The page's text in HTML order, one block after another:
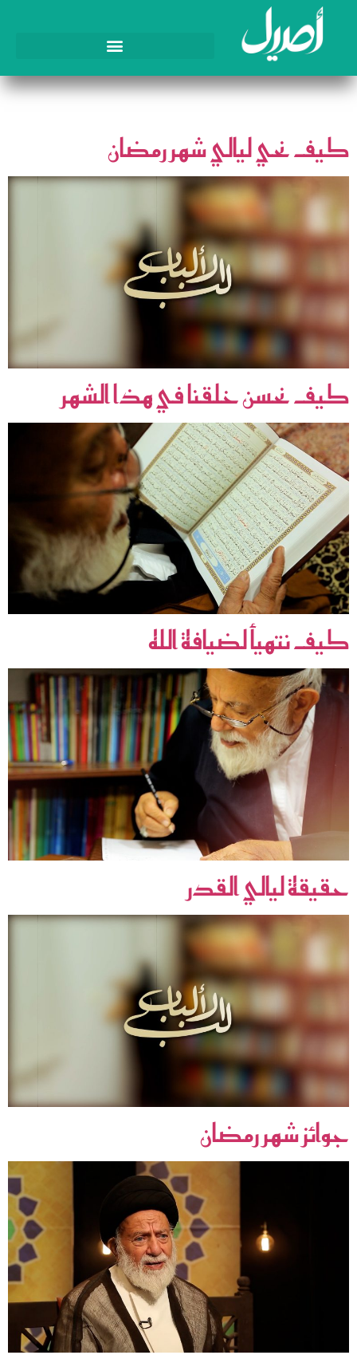
الوسم:شهر الصوم
كيف نحي ليالي شهر رمضان
كيف نحسن خلقنا في هذا الشهر
كيف نتهيأ لضيافة الله
حقيقة ليالي القدر
جوائز شهر رمضان